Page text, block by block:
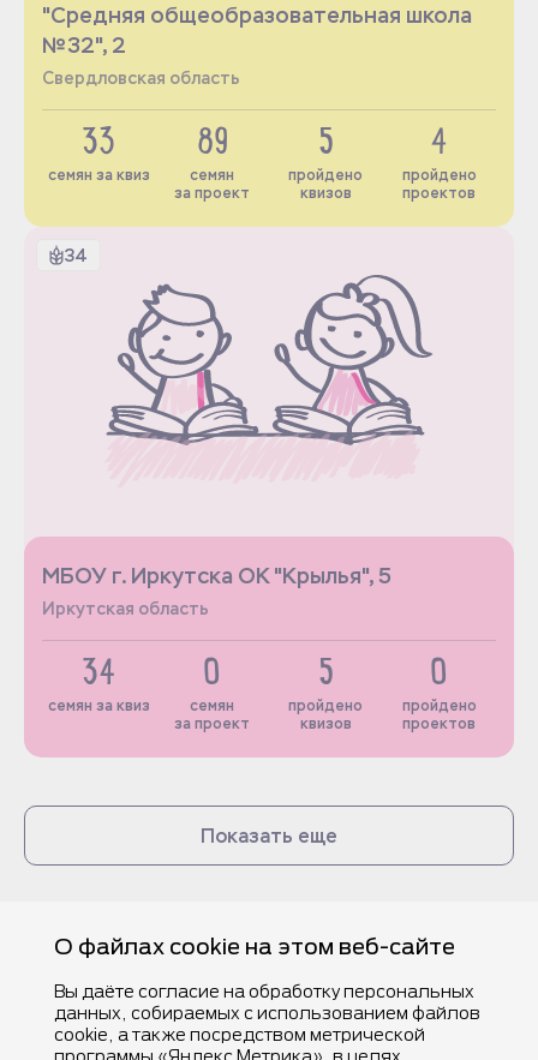
"Средняя общеобразовательная школа
№32", 2
Свердловская область
33
семян за квиз
89
семян
за проект
5
пройдено
квизов
4
пройдено
проектов
34
МБОУ г. Иркутска ОК "Крылья", 5
Иркутская область
34
семян за квиз
0
семян
за проект
5
пройдено
квизов
0
пройдено
проектов
Показать еще
О файлах cookie на этом веб-сайте
Вы даёте согласие на обработку персональных
данных, собираемых с использованием файлов
cookie, а также посредством метрической
программы «Яндекс Метрика», в целях